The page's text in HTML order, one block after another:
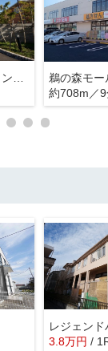
鵜の森モー
約708m／
レジェンド
3.8万円 /